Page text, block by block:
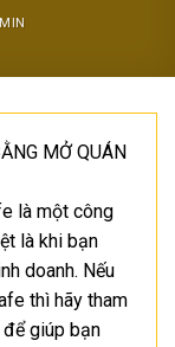
MỞ QUÁN
là một công
là khi bạn
doanh. Nếu
thì hãy tham
giúp bạn